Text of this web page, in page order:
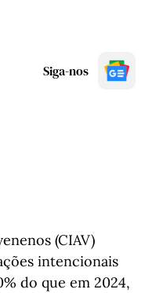
Siga-nos
(CIAV)
intencionais
do que em 2024,